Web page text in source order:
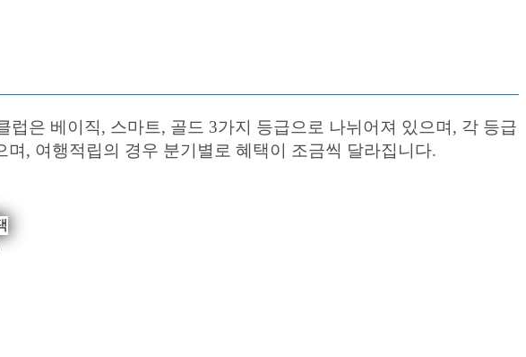
은 베이직, 스마트, 골드 3가지 등급으로 나뉘어져 있으며, 각 등급
, 여행적립의 경우 분기별로 혜택이 조금씩 달라집니다.